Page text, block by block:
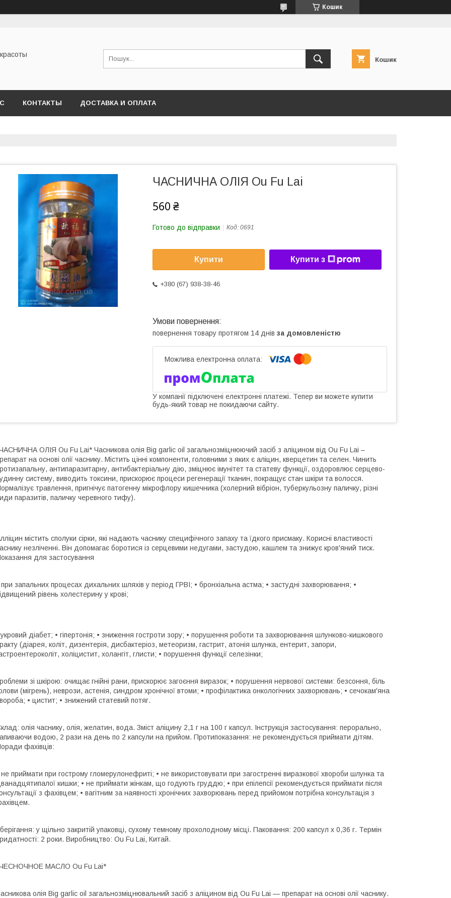
Кошик
Кошик
КОНТАКТЫ ДОСТАВКА И ОПЛАТА
ЧАСНИЧНА ОЛІЯ Ou Fu Lai
560 ₴
Готово до відправки Код: 0691
Купити Купити з
+380 (67) 938-38-46
повернення товару протягом 14 днів за домовленістю
У компанії підключені електронні платежі. Тепер ви можете купити
будь-який товар не покидаючи сайту.
ОЛІЯ Ou Fu Lai* Часникова олія Big garlic oil загальнозміцнюючий засіб з аліцином від Ou Fu Lai –
на основі олії часнику. Містить цінні компоненти, головними з яких є аліцин, кверцетин та селен. Чинить
антипаразитарну, антибактеріальну дію, зміцнює імунітет та статеву функції, оздоровлює серцево-
систему, виводить токсини, прискорює процеси регенерації тканин, покращує стан шкіри та волосся.
травлення, пригнічує патогенну мікрофлору кишечника (холерний вібріон, туберкульозну паличку, різні
паразитів, паличку черевного тифу).
містить сполуки сірки, які надають часнику специфічного запаху та їдкого присмаку. Корисні властивості
незліченні. Він допомагає боротися із серцевими недугами, застудою, кашлем та знижує кров'яний тиск.
для застосування
при запальних процесах дихальних шляхів у період ГРВІ; • бронхіальна астма; • застудні захворювання; •
рівень холестерину у крові;
діабет; • гіпертонія; • зниження гостроти зору; • порушення роботи та захворювання шлунково-кишкового
(діарея, коліт, дизентерія, дисбактеріоз, метеоризм, гастрит, атонія шлунка, ентерит, запори,
холіцистит, холангіт, глисти; • порушення функції селезінки;
зі шкірою: очищає гнійні рани, прискорює загоєння виразок; • порушення нервової системи: безсоння, біль
(мігрень), неврози, астенія, синдром хронічної втоми; • профілактика онкологічних захворювань; • сечокам'яна
• цистит; • знижений статевий потяг.
олія часнику, олія, желатин, вода. Зміст аліцину 2,1 г на 100 г капсул. Інструкція застосування: перорально,
водою, 2 рази на день по 2 капсули на прийом. Протипоказання: не рекомендується приймати дітям.
фахівців:
не приймати при гострому гломерулонефриті; • не використовувати при загостренні виразкової хвороби шлунка та
кишки; • не приймати жінкам, що годують груддю; • при епілепсії рекомендується приймати після
з фахівцем; • вагітним за наявності хронічних захворювань перед прийомом потрібна консультація з
у щільно закритій упаковці, сухому темному прохолодному місці. Паковання: 200 капсул х 0,36 г. Термін
2 роки. Виробництво: Ou Fu Lai, Китай.
МАСЛО Ou Fu Lai*
олія Big garlic oil загальнозміцнювальний засіб з аліцином від Ou Fu Lai — препарат на основі олії часнику.